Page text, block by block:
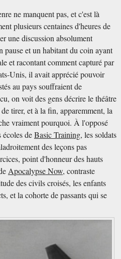
ne manquent pas, et c'est là
plusieurs centaines d'heures de
une discussion absolument
pause et un habitant du coin ayant
et racontant comment capturé par
Unis, il avait apprécié pouvoir
au pays souffraient de
on voit des gens décrire le théâtre
tirer, et à la fin, apparemment, la
vraiment pourquoi. À l'opposé
écoles deBasic Training, les soldats
des leçons pas
point d'honneur des hauts
Apocalypse Now, contraste
des civils croisés, les enfants
et la cohorte de passants qui se